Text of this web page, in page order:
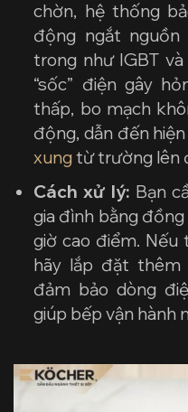
chờn, hệ thống
động ngắt
trong như IGBT
“sốc” điện gây
thấp, bo mạch
động, dẫn đến
xungtừ trường lên
Cách xử lý: Bạn
gia đình bằng
giờ cao điểm. Nếu
hãy lắp đặt
đảm bảo dòng
giúp bếp vận hành